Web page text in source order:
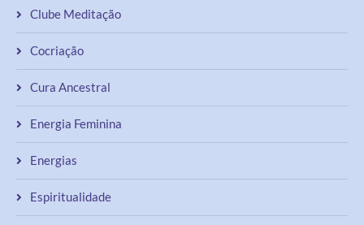
Clube Meditação
Cocriação
Cura Ancestral
Energia Feminina
Energias
Espiritualidade